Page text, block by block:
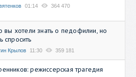
01:14 364 470
вы хотели знать о педофилии, но
спросить
Крылов 11:30 359 181
режиссерская трагедия